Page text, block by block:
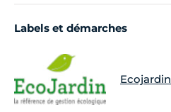
Labels et démarches
Ecojardin